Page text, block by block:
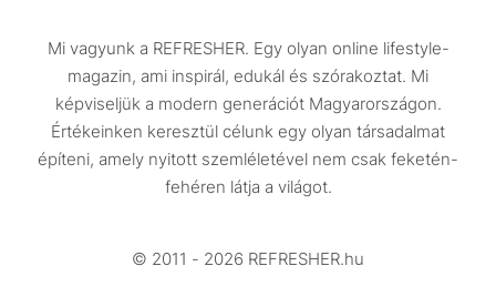
Utazás
Életmód
Design
Beszélgetések
Videó
Mi vagyunk a REFRESHER. Egy olyan online lifestyle-
magazin, ami inspirál, edukál és szórakoztat. Mi
képviseljük a modern generációt Magyarországon.
Értékeinken keresztül célunk egy olyan társadalmat
építeni, amely nyitott szemléletével nem csak feketén-
fehéren látja a világot.
© 2011 - 2026 REFRESHER.hu